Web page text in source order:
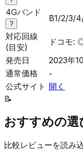
4Gバンド
?
B1/2/3/
対応回線
(目安)
ドコモ:
発売日
2023年
通常価格
-
公式サイト 開く
📝
おすすめの選
比較レビューを読み